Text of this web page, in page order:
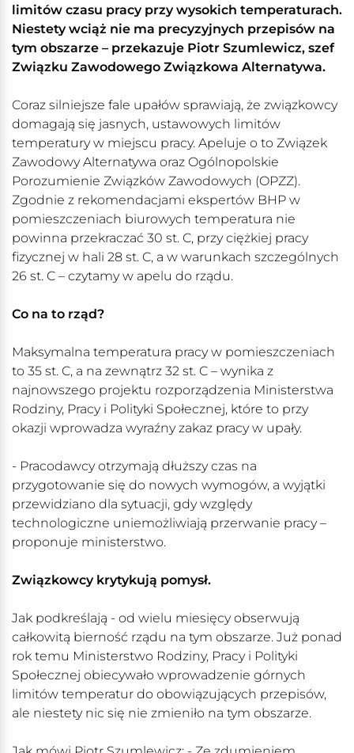
limitów czasu pracy przy wysokich temperaturach.
Niestety wciąż nie ma precyzyjnych przepisów na
tym obszarze – przekazuje Piotr Szumlewicz, szef
Związku Zawodowego Związkowa Alternatywa.
Coraz silniejsze fale upałów sprawiają, że związkowcy
domagają się jasnych, ustawowych limitów
temperatury w miejscu pracy. Apeluje o to Związek
Zawodowy Alternatywa oraz Ogólnopolskie
Porozumienie Związków Zawodowych (OPZZ).
Zgodnie z rekomendacjami ekspertów BHP w
pomieszczeniach biurowych temperatura nie
powinna przekraczać 30 st. C, przy ciężkiej pracy
fizycznej w hali 28 st. C, a w warunkach szczególnych
26 st. C – czytamy w apelu do rządu.
Co na to rząd?
Maksymalna temperatura pracy w pomieszczeniach
to 35 st. C, a na zewnątrz 32 st. C – wynika z
najnowszego projektu rozporządzenia Ministerstwa
Rodziny, Pracy i Polityki Społecznej, które to przy
okazji wprowadza wyraźny zakaz pracy w upały.
- Pracodawcy otrzymają dłuższy czas na
przygotowanie się do nowych wymogów, a wyjątki
przewidziano dla sytuacji, gdy względy
technologiczne uniemożliwiają przerwanie pracy –
proponuje ministerstwo.
Związkowcy krytykują pomysł.
Jak podkreślają - od wielu miesięcy obserwują
całkowitą bierność rządu na tym obszarze. Już ponad
rok temu Ministerstwo Rodziny, Pracy i Polityki
Społecznej obiecywało wprowadzenie górnych
limitów temperatur do obowiązujących przepisów,
ale niestety nic się nie zmieniło na tym obszarze.